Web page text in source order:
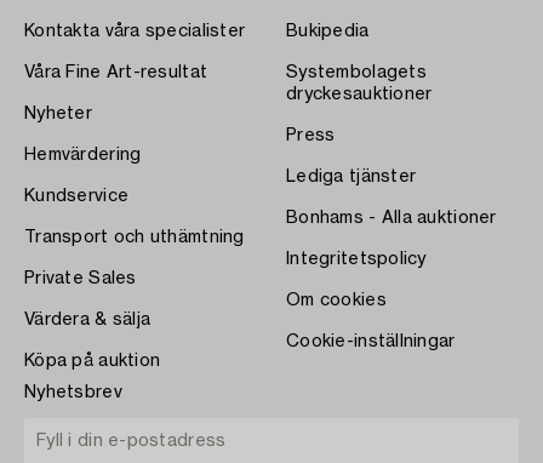
Kontakta våra specialister
Våra Fine Art-resultat
Nyheter
Hemvärdering
Kundservice
Transport och uthämtning
Private Sales
Värdera & sälja
Köpa på auktion
Bukipedia
Systembolagets
dryckesauktioner
Press
Lediga tjänster
Bonhams - Alla auktioner
Integritetspolicy
Om cookies
Cookie-inställningar
Nyhetsbrev